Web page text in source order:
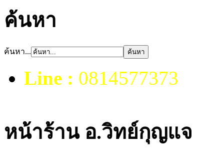
ค้นหา
ค้นหา...
Line : 0814577373
หน้าร้าน อ.วิทย์กุญแจ